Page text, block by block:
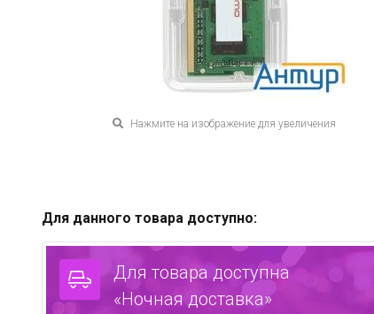
Нажмите на изображение для увеличения
Для данного товара доступно:
Для товара доступна
«Ночная доставка»